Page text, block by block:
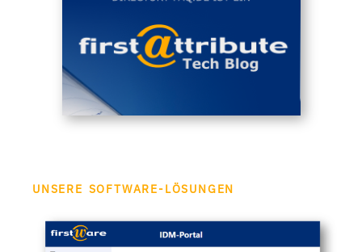
UNSERE SOFTWARE-LÖSUNGEN